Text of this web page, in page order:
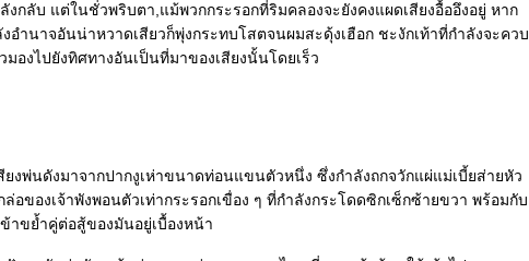
งกลับ แต่ในชั่วพริบตา,แม้พวกกระรอกที่ริมคลองจะยังคงแผดเสียงอื้ออึงอยู่ หาก
อำนาจอันน่าหวาดเสียวก็พุ่งกระทบโสตจนผมสะดุ้งเฮือก ชะงักเท้าที่กำลังจะควบ
มองไปยังทิศทางอันเป็นที่มาของเสียงนั้นโดยเร็ว
ยงพ่นดังมาจากปากงูเห่าขนาดท่อนแขนตัวหนึ่ง ซึ่งกำลังถกจวักแผ่แม่เบี้ยส่ายหัว
ของเจ้าพังพอนตัวเท่ากระรอกเขื่อง ๆ ที่กำลังกระโดดซิกเซ็กซ้ายขวา พร้อมกับ
ขย้ำคู่ต่อสู้ของมันอยู่เบื้องหน้า